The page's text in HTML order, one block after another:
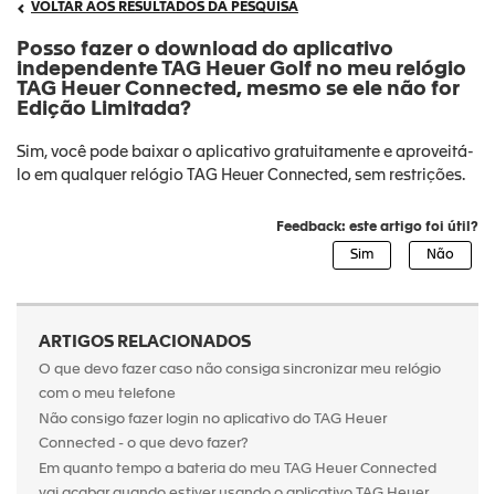
VOLTAR AOS RESULTADOS DA PESQUISA
Posso fazer o download do aplicativo
independente TAG Heuer Golf no meu relógio
TAG Heuer Connected, mesmo se ele não for
Edição Limitada?
Sim, você pode baixar o aplicativo gratuitamente e aproveitá-
lo em qualquer relógio TAG Heuer Connected, sem restrições.
Feedback: este artigo foi útil?
ARTIGOS RELACIONADOS
O que devo fazer caso não consiga sincronizar meu relógio
com o meu telefone
Não consigo fazer login no aplicativo do TAG Heuer
Connected - o que devo fazer?
Em quanto tempo a bateria do meu TAG Heuer Connected